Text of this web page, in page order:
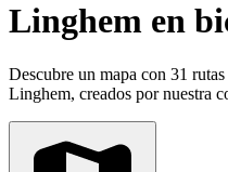
Linghem en
Descubre un mapa con 31
Linghem, creados por nuestra